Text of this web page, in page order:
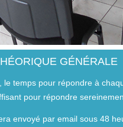
GÉNÉRALE
le temps pour répondre à
pour répondre
envoyé par email sous 48